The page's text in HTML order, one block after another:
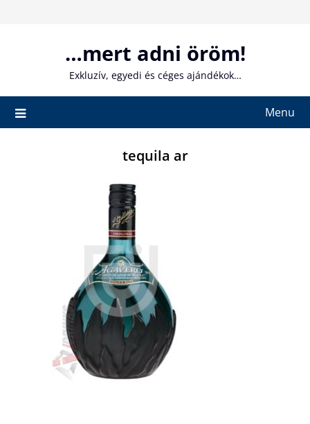
…mert adni öröm!
Exkluzív, egyedi és céges ajándékok…
Menu
tequila ar